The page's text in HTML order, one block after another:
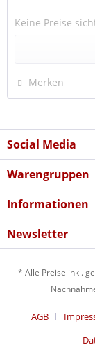
Keine Preise
Merken
Social Media
Warengruppen
Informationen
Newsletter
* Alle Preise inkl.
AGB